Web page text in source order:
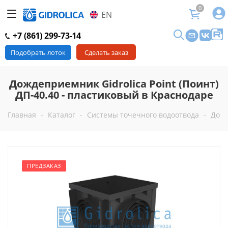
EN
0
+7 (861) 299-73-14
Подобрать лоток Сделать заказ
Дождеприемник Gidrolica Point (Поинт)
ДП-40.40 - пластиковый в Краснодаре
Главная - Каталог - Системы точечного водоотвода -
ПРЕДЗАКАЗ